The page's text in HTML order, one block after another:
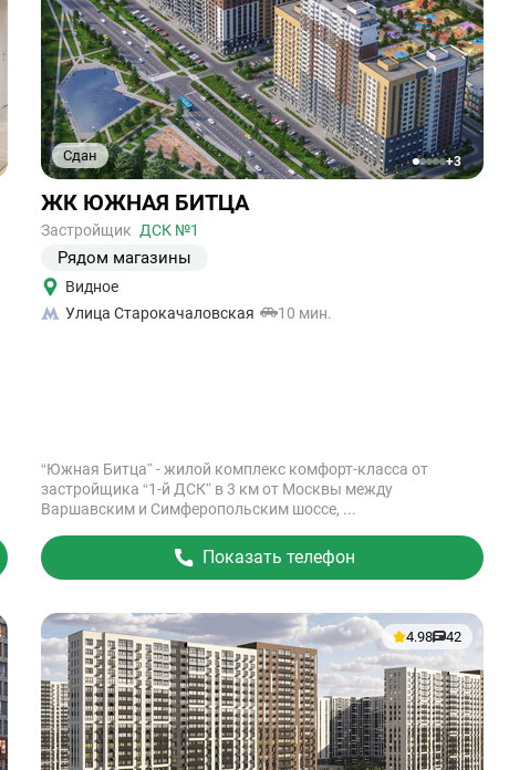
Сдан
12345+3
Ссылка
на
объект
ЖК ЮЖНАЯ БИТЦА
Застройщик ДСК №1
Рядом магазины
Видное
Улица Старокачаловская
10 мин.
“Южная Битца” - жилой комплекс комфорт-класса от
застройщика “1-й ДСК” в 3 км от Москвы между
Варшавским и Симферопольским шоссе, ...
Показать телефон
4.98 42